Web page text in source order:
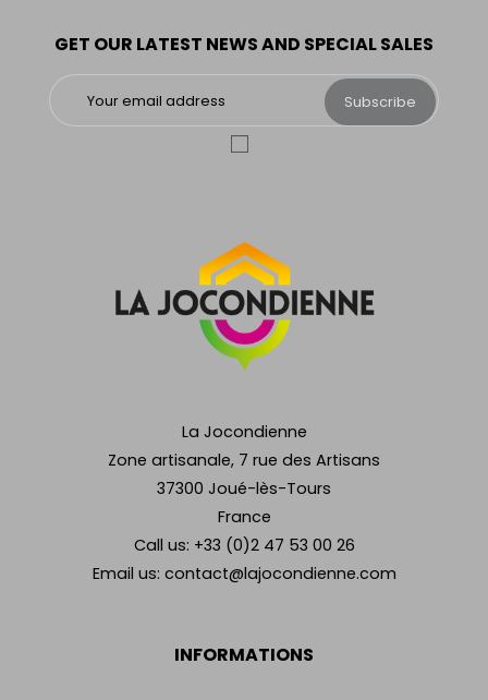
INFORMATIONS
La Jocondienne
Zone artisanale, 7 rue des Artisans
37300 Joué-lès-Tours
France
Call us: +33 (0)2 47 53 00 26
Email us: contact@lajocondienne.com
GET OUR LATEST NEWS AND SPECIAL SALES
Subscribe